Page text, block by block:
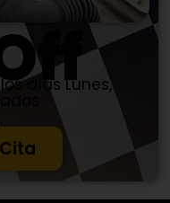
días Lunes,